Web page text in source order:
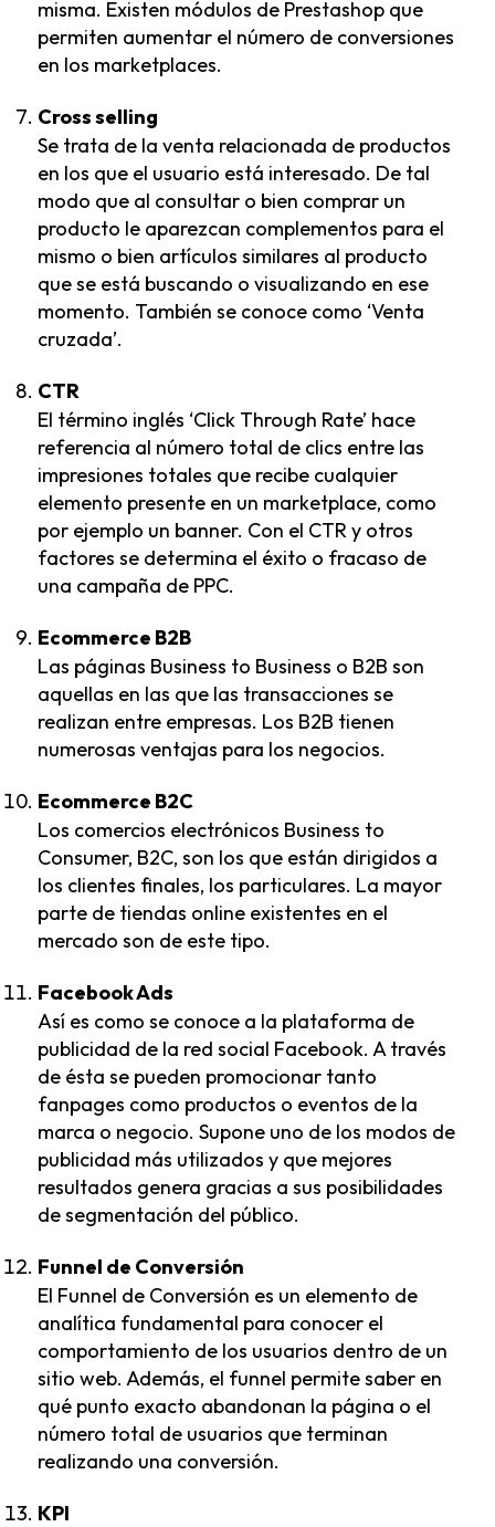
misma. Existen módulos de Prestashop que
permiten aumentar el número de conversiones
en los marketplaces.
Cross selling
Se trata de la venta relacionada de productos
en los que el usuario está interesado. De tal
modo que al consultar o bien comprar un
producto le aparezcan complementos para el
mismo o bien artículos similares al producto
que se está buscando o visualizando en ese
momento. También se conoce como ‘Venta
cruzada’.
CTR
El término inglés ‘Click Through Rate’ hace
referencia al número total de clics entre las
impresiones totales que recibe cualquier
elemento presente en un marketplace, como
por ejemplo un banner. Con el CTR y otros
factores se determina el éxito o fracaso de
una campaña de PPC.
Ecommerce B2B
Las páginas Business to Business o B2B son
aquellas en las que las transacciones se
realizan entre empresas. Los B2B tienen
numerosas ventajas para los negocios.
Ecommerce B2C
Los comercios electrónicos Business to
Consumer, B2C, son los que están dirigidos a
los clientes finales, los particulares. La mayor
parte de tiendas online existentes en el
mercado son de este tipo.
Facebook Ads
Así es como se conoce a la plataforma de
publicidad de la red social Facebook. A través
de ésta se pueden promocionar tanto
fanpages como productos o eventos de la
marca o negocio. Supone uno de los modos de
publicidad más utilizados y que mejores
resultados genera gracias a sus posibilidades
de segmentación del público.
Funnel de Conversión
El Funnel de Conversión es un elemento de
analítica fundamental para conocer el
comportamiento de los usuarios dentro de un
sitio web. Además, el funnel permite saber en
qué punto exacto abandonan la página o el
número total de usuarios que terminan
realizando una conversión.
KPI